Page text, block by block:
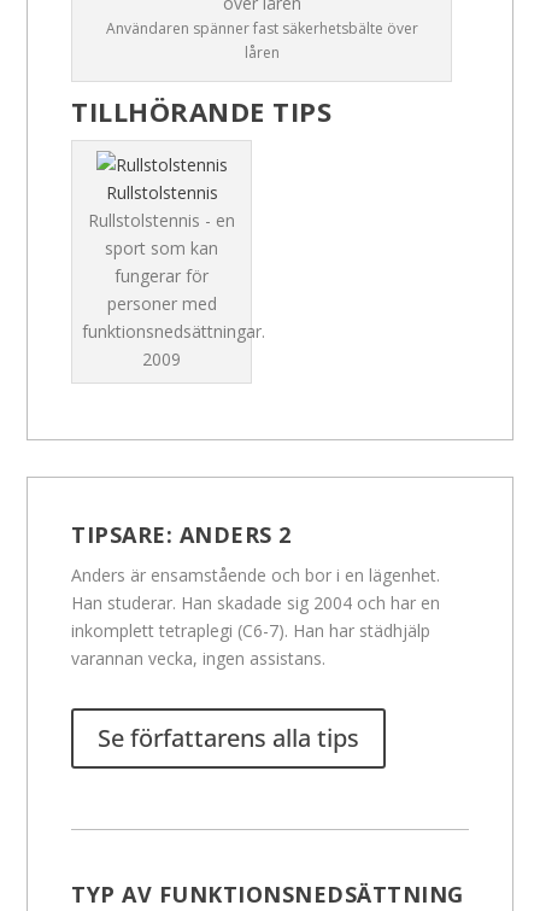
Användaren spänner fast säkerhetsbälte över
låren
TILLHÖRANDE TIPS
Rullstolstennis
Rullstolstennis - en
sport som kan
fungerar för
personer med
funktionsnedsättningar.
2009
TIPSARE: ANDERS 2
Anders är ensamstående och bor i en lägenhet.
Han studerar. Han skadade sig 2004 och har en
inkomplett tetraplegi (C6-7). Han har städhjälp
varannan vecka, ingen assistans.
Se författarens alla tips
TYP AV FUNKTIONSNEDSÄTTNING